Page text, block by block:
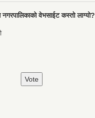
वेभसाईट कस्तो लाग्यो?